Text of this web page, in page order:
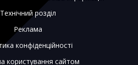
Технічний розділ
Реклама
конфіденційності
користування сайтом